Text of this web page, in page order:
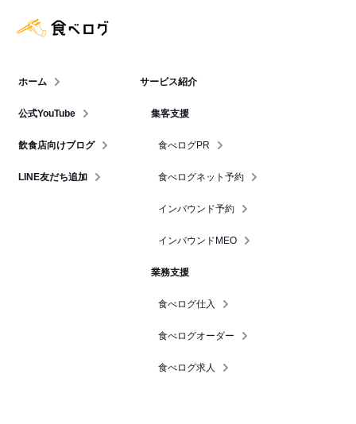
ホーム
公式YouTube
飲食店向けブログ
LINE友だち追加
サービス紹介
集客支援
食べログPR
食べログネット予約
インバウンド予約
インバウンドMEO
業務支援
食べログ仕入
食べログオーダー
食べログ求人